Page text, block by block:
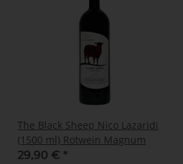
The Black Sheep Nico Lazaridi
(1500 ml) Rotwein Magnum
29,90 € *